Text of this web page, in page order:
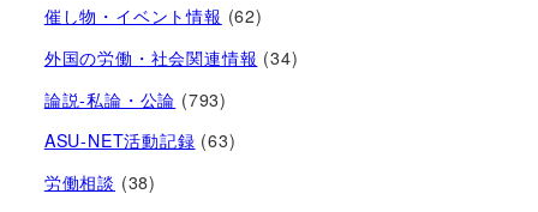
催し物・イベント情報 (62)
外国の労働・社会関連情報 (34)
論説-私論・公論 (793)
ASU-NET活動記録 (63)
労働相談 (38)